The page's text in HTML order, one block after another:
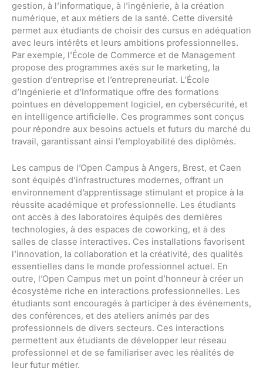
gestion, à l’informatique, à l’ingénierie, à la création
numérique, et aux métiers de la santé. Cette diversité
permet aux étudiants de choisir des cursus en adéquation
avec leurs intérêts et leurs ambitions professionnelles.
Par exemple, l’École de Commerce et de Management
propose des programmes axés sur le marketing, la
gestion d’entreprise et l’entrepreneuriat. L’École
d’Ingénierie et d’Informatique offre des formations
pointues en développement logiciel, en cybersécurité, et
en intelligence artificielle. Ces programmes sont conçus
pour répondre aux besoins actuels et futurs du marché du
travail, garantissant ainsi l’employabilité des diplômés.
Les campus de l’Open Campus à Angers, Brest, et Caen
sont équipés d’infrastructures modernes, offrant un
environnement d’apprentissage stimulant et propice à la
réussite académique et professionnelle. Les étudiants
ont accès à des laboratoires équipés des dernières
technologies, à des espaces de coworking, et à des
salles de classe interactives. Ces installations favorisent
l’innovation, la collaboration et la créativité, des qualités
essentielles dans le monde professionnel actuel. En
outre, l’Open Campus met un point d’honneur à créer un
écosystème riche en interactions professionnelles. Les
étudiants sont encouragés à participer à des événements,
des conférences, et des ateliers animés par des
professionnels de divers secteurs. Ces interactions
permettent aux étudiants de développer leur réseau
professionnel et de se familiariser avec les réalités de
leur futur métier.